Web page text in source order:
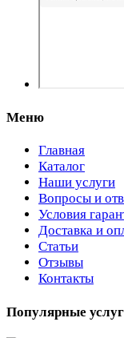
Меню
Главная
Каталог
Наши услуги
Вопросы и
Условия
Доставка и
Статьи
Отзывы
Контакты
Популярные